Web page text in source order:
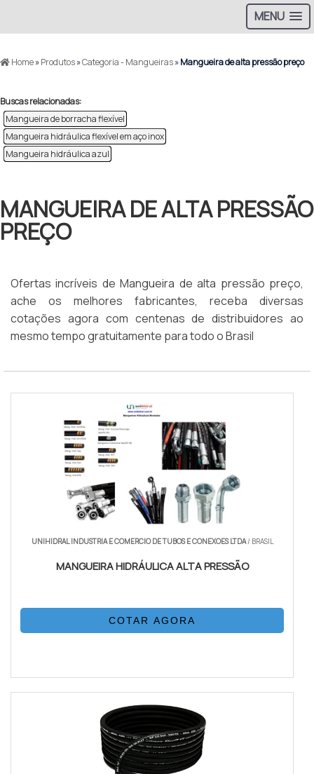
MENU
Home»Produtos»Categoria - Mangueiras»Mangueira de alta pressão preço
Buscas relacionadas:
Mangueira de borracha flexível
Mangueira hidráulica flexível em aço inox
Mangueira hidráulica azul
MANGUEIRA DE ALTA PRESSÃO
PREÇO
Ofertas incríveis de Mangueira de alta pressão preço,
ache os melhores fabricantes, receba diversas
cotações agora com centenas de distribuidores ao
mesmo tempo gratuitamente para todo o Brasil
UNIHIDRAL INDUSTRIA E COMERCIO DE TUBOS E CONEXOES LTDA/ BRASIL
MANGUEIRA HIDRÁULICA ALTA PRESSÃO
COTAR AGORA